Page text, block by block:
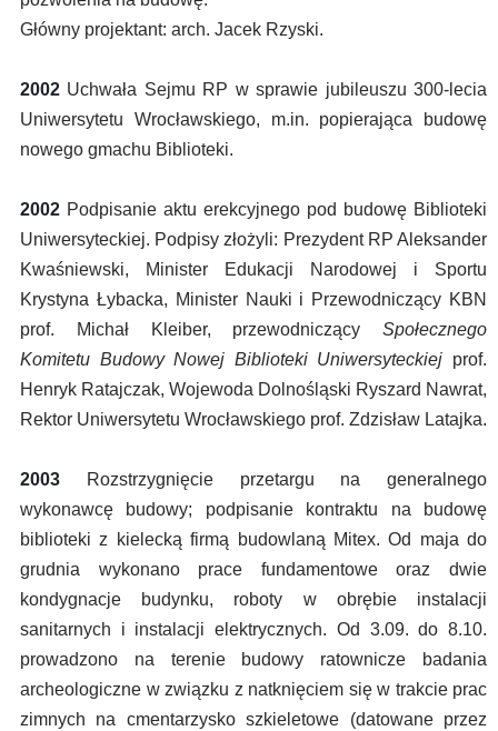
Główny projektant: arch. Jacek Rzyski.
2002 Uchwała Sejmu RP w sprawie jubileuszu 300-lecia
Uniwersytetu Wrocławskiego, m.in. popierająca budowę
nowego gmachu Biblioteki.
2002 Podpisanie aktu erekcyjnego pod budowę Biblioteki
Uniwersyteckiej. Podpisy złożyli: Prezydent RP Aleksander
Kwaśniewski, Minister Edukacji Narodowej i Sportu
Krystyna Łybacka, Minister Nauki i Przewodniczący KBN
prof. Michał Kleiber, przewodniczący Społecznego
Komitetu Budowy Nowej Biblioteki Uniwersyteckiej prof.
Henryk Ratajczak, Wojewoda Dolnośląski Ryszard Nawrat,
Rektor Uniwersytetu Wrocławskiego prof. Zdzisław Latajka.
2003 Rozstrzygnięcie przetargu na generalnego
wykonawcę budowy; podpisanie kontraktu na budowę
biblioteki z kielecką firmą budowlaną Mitex. Od maja do
grudnia wykonano prace fundamentowe oraz dwie
kondygnacje budynku, roboty w obrębie instalacji
sanitarnych i instalacji elektrycznych. Od 3.09. do 8.10.
prowadzono na terenie budowy ratownicze badania
archeologiczne w związku z natknięciem się w trakcie prac
zimnych na cmentarzysko szkieletowe (datowane przez